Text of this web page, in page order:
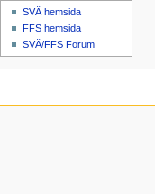
SVÄ hemsida
FFS hemsida
SVÄ/FFS Forum